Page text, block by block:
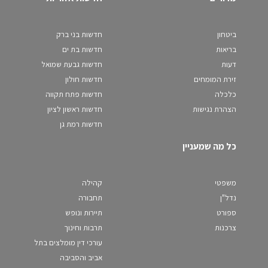
ביטחון
בריאות
דעות
זירת המומחים
כלכלה
הצהרת נגישות
חדשות בני ברק
חדשות בת ים
חדשות גבעת שמואל
חדשות חולון
חדשות פתח תקווה
חדשות ראשון לציון
חדשות רמת גן
כל מה שמעניין
משפטי
נדל"ן
ספורט
צרכנות
קהילה
תחבורה
תיירות ונופש
תרבות וחינוך
עורכי דין מומלצים בתל
אביב והסביבה